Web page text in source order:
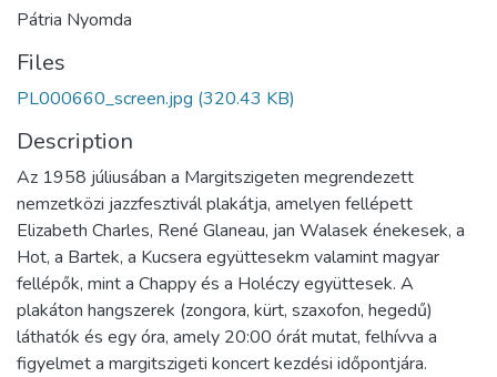
Pátria Nyomda
Files
PL000660_screen.jpg (320.43 KB)
Description
Az 1958 júliusában a Margitszigeten megrendezett
nemzetközi jazzfesztivál plakátja, amelyen fellépett
Elizabeth Charles, René Glaneau, jan Walasek énekesek, a
Hot, a Bartek, a Kucsera együttesekm valamint magyar
fellépők, mint a Chappy és a Holéczy együttesek. A
plakáton hangszerek (zongora, kürt, szaxofon, hegedű)
láthatók és egy óra, amely 20:00 órát mutat, felhívva a
figyelmet a margitszigeti koncert kezdési időpontjára.